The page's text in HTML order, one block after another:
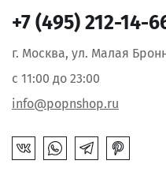
+7 (495) 212-14-
г. Москва, ул. Малая
с 11:00 до 23:00
info@popnshop.ru